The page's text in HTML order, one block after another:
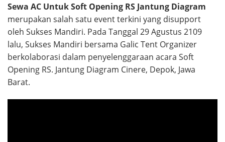
Sewa AC Untuk Soft Opening RS Jantung Diagram
merupakan salah satu event terkini yang disupport
oleh Sukses Mandiri. Pada Tanggal 29 Agustus 2109
lalu, Sukses Mandiri bersama Galic Tent Organizer
berkolaborasi dalam penyelenggaraan acara Soft
Opening RS. Jantung Diagram Cinere, Depok, Jawa
Barat.